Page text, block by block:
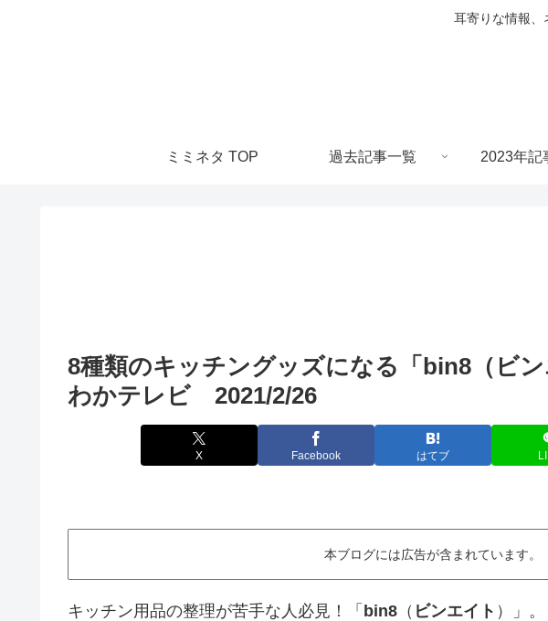
耳寄りな情報、
ミミネタ TOP 過去記事一覧 2023年記
8種類のキッチングッズになる「bin8（ビ
わかテレビ 2021/2/26
X Facebook はてブ
本ブログには広告が含まれています。
キッチン用品の整理が苦手な人必見！「 bin8 （ ビンエイト ）」。